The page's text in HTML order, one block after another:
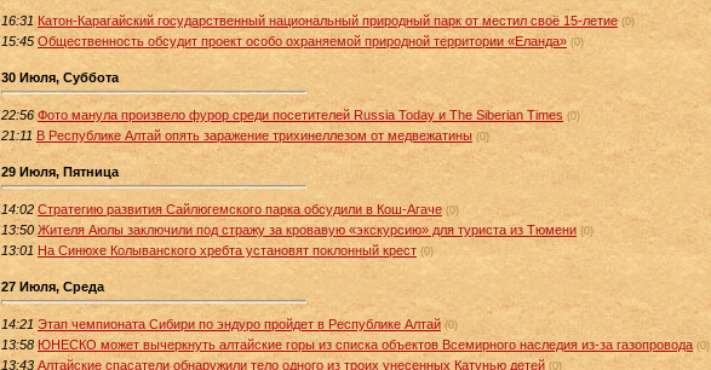
16:31 Катон-Карагайский государственный национальный природный парк от местил своё 15-летие (0)
15:45 Общественность обсудит проект особо охраняемой природной территории «Еланда» (0)
30 Июля, Суббота
22:56 Фото манула произвело фурор среди посетителей Russia Today и The Siberian Times (0)
21:11 В Республике Алтай опять заражение трихинеллезом от медвежатины (0)
29 Июля, Пятница
14:02 Стратегию развития Сайлюгемского парка обсудили в Кош-Агаче (0)
13:50 Жителя Аюлы заключили под стражу за кровавую «экскурсию» для туриста из Тюмени (0)
13:01 На Синюхе Колыванского хребта установят поклонный крест (0)
27 Июля, Среда
14:21 Этап чемпионата Сибири по эндуро пройдет в Республике Алтай (0)
13:58 ЮНЕСКО может вычеркнуть алтайские горы из списка объектов Всемирного наследия из-за газопровода (0)
13:43 Алтайские спасатели обнаружили тело одного из троих унесенных Катунью детей (0)